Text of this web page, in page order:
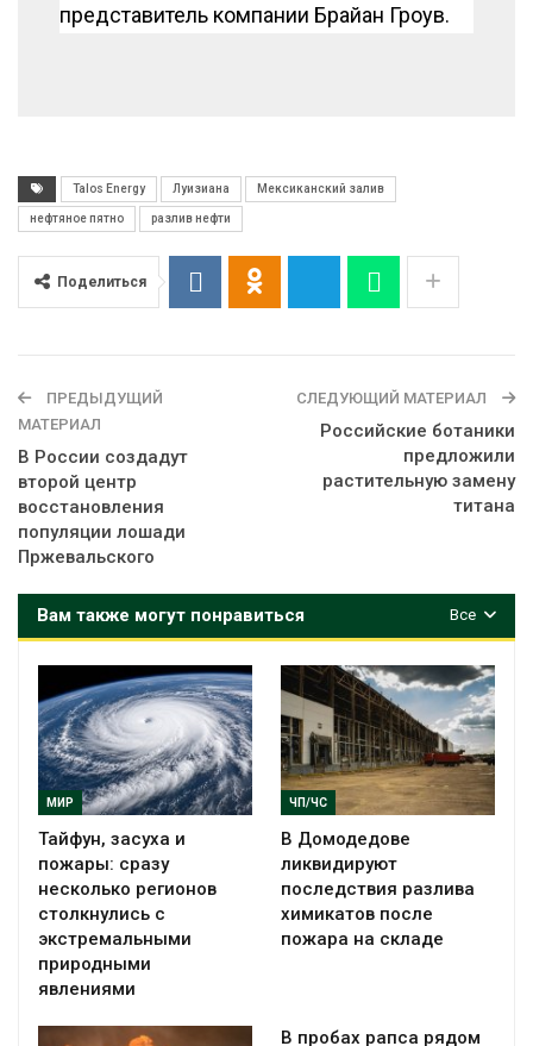
представитель компании Брайан Гроув.
Talos Energy Луизиана Мексиканский залив
нефтяное пятно разлив нефти
Поделиться
ПРЕДЫДУЩИЙ
МАТЕРИАЛ
В России создадут
второй центр
восстановления
популяции лошади
Пржевальского
СЛЕДУЮЩИЙ МАТЕРИАЛ
Российские ботаники
предложили
растительную замену
титана
Все
Вам также могут понравиться
МИР
Тайфун, засуха и
пожары: сразу
несколько регионов
столкнулись с
экстремальными
природными
явлениями
ЧП/ЧС
В Домодедове
ликвидируют
последствия разлива
химикатов после
пожара на складе
В пробах рапса рядом